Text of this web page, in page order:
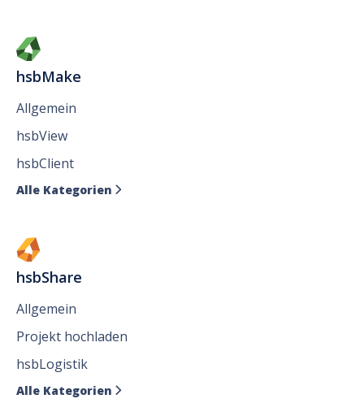
hsbMake
Allgemein
hsbView
hsbClient
Alle Kategorien 
hsbShare
Allgemein
Projekt hochladen
hsbLogistik
Alle Kategorien 